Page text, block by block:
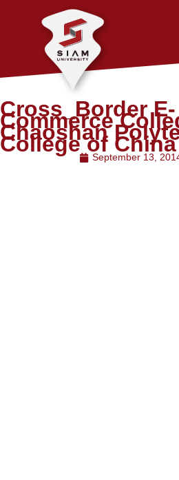
Cross_Border E-
Commerce
Chaoshan
College of China
September 13,